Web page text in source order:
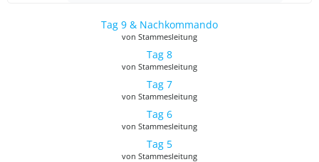
Tag 9 & Nachkommando
von Stammesleitung
Tag 8
von Stammesleitung
Tag 7
von Stammesleitung
Tag 6
von Stammesleitung
Tag 5
von Stammesleitung